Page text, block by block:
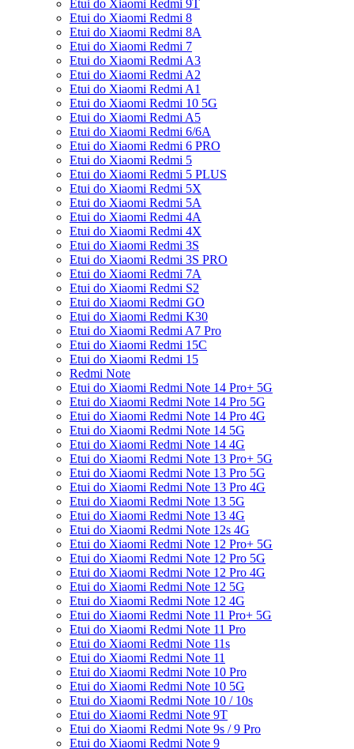
Etui do Xiaomi Redmi 9T
Etui do Xiaomi Redmi 8
Etui do Xiaomi Redmi 8A
Etui do Xiaomi Redmi 7
Etui do Xiaomi Redmi A3
Etui do Xiaomi Redmi A2
Etui do Xiaomi Redmi A1
Etui do Xiaomi Redmi 10 5G
Etui do Xiaomi Redmi A5
Etui do Xiaomi Redmi 6/6A
Etui do Xiaomi Redmi 6 PRO
Etui do Xiaomi Redmi 5
Etui do Xiaomi Redmi 5 PLUS
Etui do Xiaomi Redmi 5X
Etui do Xiaomi Redmi 5A
Etui do Xiaomi Redmi 4A
Etui do Xiaomi Redmi 4X
Etui do Xiaomi Redmi 3S
Etui do Xiaomi Redmi 3S PRO
Etui do Xiaomi Redmi 7A
Etui do Xiaomi Redmi S2
Etui do Xiaomi Redmi GO
Etui do Xiaomi Redmi K30
Etui do Xiaomi Redmi A7 Pro
Etui do Xiaomi Redmi 15C
Etui do Xiaomi Redmi 15
Redmi Note
Etui do Xiaomi Redmi Note 14 Pro+ 5G
Etui do Xiaomi Redmi Note 14 Pro 5G
Etui do Xiaomi Redmi Note 14 Pro 4G
Etui do Xiaomi Redmi Note 14 5G
Etui do Xiaomi Redmi Note 14 4G
Etui do Xiaomi Redmi Note 13 Pro+ 5G
Etui do Xiaomi Redmi Note 13 Pro 5G
Etui do Xiaomi Redmi Note 13 Pro 4G
Etui do Xiaomi Redmi Note 13 5G
Etui do Xiaomi Redmi Note 13 4G
Etui do Xiaomi Redmi Note 12s 4G
Etui do Xiaomi Redmi Note 12 Pro+ 5G
Etui do Xiaomi Redmi Note 12 Pro 5G
Etui do Xiaomi Redmi Note 12 Pro 4G
Etui do Xiaomi Redmi Note 12 5G
Etui do Xiaomi Redmi Note 12 4G
Etui do Xiaomi Redmi Note 11 Pro+ 5G
Etui do Xiaomi Redmi Note 11 Pro
Etui do Xiaomi Redmi Note 11s
Etui do Xiaomi Redmi Note 11
Etui do Xiaomi Redmi Note 10 Pro
Etui do Xiaomi Redmi Note 10 5G
Etui do Xiaomi Redmi Note 10 / 10s
Etui do Xiaomi Redmi Note 9T
Etui do Xiaomi Redmi Note 9s / 9 Pro
Etui do Xiaomi Redmi Note 9